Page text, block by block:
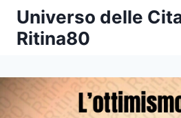
Salta
contenuto
Universo delle
Ritina80